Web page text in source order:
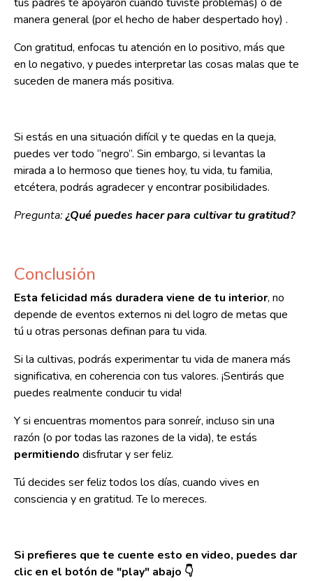
manera general (por el hecho de haber despertado hoy) .
Con gratitud, enfocas tu atención en lo positivo, más que
en lo negativo, y puedes interpretar las cosas malas que te
suceden de manera más positiva.
Si estás en una situación difícil y te quedas en la queja,
puedes ver todo “negro”. Sin embargo, si levantas la
mirada a lo hermoso que tienes hoy, tu vida, tu familia,
etcétera, podrás agradecer y encontrar posibilidades.
Pregunta:¿Qué puedes hacer para cultivar tu gratitud?
Conclusión
Esta felicidad más duradera viene de tu interior, no
depende de eventos externos ni del logro de metas que
tú u otras personas definan para tu vida.
Si la cultivas, podrás experimentar tu vida de manera más
significativa, en coherencia con tus valores. ¡Sentirás que
puedes realmente conducir tu vida!
Y si encuentras momentos para sonreír, incluso sin una
razón (o por todas las razones de la vida), te estás
permitiendo disfrutar y ser feliz.
Tú decides ser feliz todos los días, cuando vives en
consciencia y en gratitud. Te lo mereces.
Si prefieres que te cuente esto en video, puedes dar
clic en el botón de "play" abajo 👇